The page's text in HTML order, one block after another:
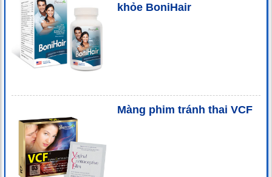
khỏe BoniHair
Màng phim tránh thai VCF